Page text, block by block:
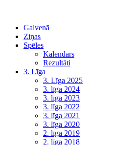
Galvenā
Ziņas
Spēles
Kalendārs
Rezultāti
3. Līga
3. Līga 2025
3. līga 2024
3. līga 2023
3. līga 2022
3. līga 2021
3. līga 2020
2. līga 2019
2. līga 2018